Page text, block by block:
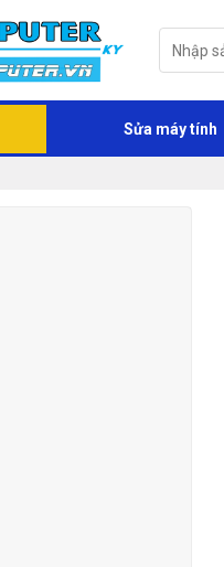
kiếm:
Sửa máy tính